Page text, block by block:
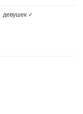
девушек ✓